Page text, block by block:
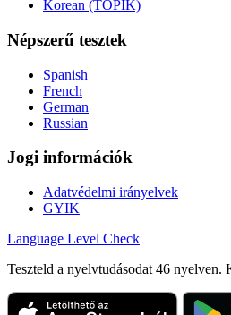
Korean (TOPIK)
Népszerű tesztek
Spanish
French
German
Russian
Jogi információk
Adatvédelmi irányelvek
GYIK
Language Level Check
Teszteld a nyelvtudásodat 46